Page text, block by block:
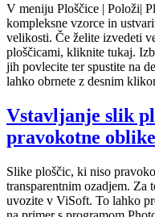
V meniju Ploščice | Položi|
kompleksne vzorce in
velikosti. Če želite izvedeti
ploščicami, kliknite tukaj.
jih povlecite ter spustite na
lahko obrnete z desnim
Vstavljanje slik
pravokotne
Slike ploščic, ki niso
transparentnim ozadjem. Za
uvozite v ViSoft. To lahko